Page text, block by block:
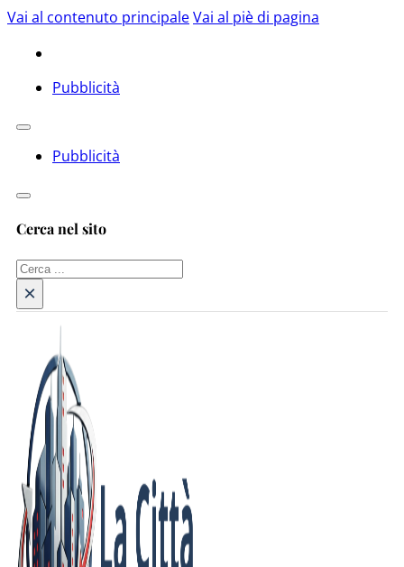
Vai al contenuto principaleVai al piè di pagina
Pubblicità
Pubblicità
Cerca nel sito
Cerca
×